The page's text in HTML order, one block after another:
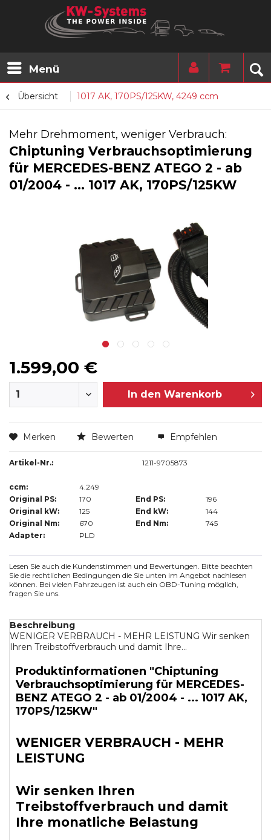
Menü
Übersicht 1017 AK, 170PS/125KW, 4249 ccm
Mehr Drehmoment, weniger Verbrauch:
Chiptuning Verbrauchsoptimierung
für MERCEDES-BENZ ATEGO 2 - ab
01/2004 - ... 1017 AK, 170PS/125KW
1.599,00 €
In den Warenkorb
Merken Bewerten Empfehlen
Artikel-Nr.: 1211-9705873
ccm:
4.249
Original PS:
170 End PS:
196
Original kW:
125 End kW:
144
Original Nm:
670 End Nm:
745
Adapter:
PLD
Lesen Sie auch die Kundenstimmen und Bewertungen. Bitte beachten
Sie die rechtlichen Bedingungen die Sie unten im Angebot nachlesen
können. Bei vielen Fahrzeugen ist auch ein OBD-Tuning möglich,
fragen Sie uns.
Beschreibung
WENIGER VERBRAUCH - MEHR LEISTUNG Wir senken
Ihren Treibstoffverbrauch und damit Ihre...
Produktinformationen "Chiptuning
Verbrauchsoptimierung für MERCEDES-
BENZ ATEGO 2 - ab 01/2004 - ... 1017 AK,
170PS/125KW"
WENIGER VERBRAUCH - MEHR
LEISTUNG
Wir senken Ihren
Treibstoffverbrauch und damit
Ihre monatliche Belastung